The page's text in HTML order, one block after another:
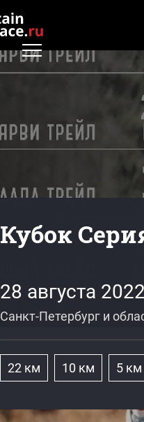
Кубок
28 августа 2022
Санкт-Петербург и
22 км 10 км 5 км